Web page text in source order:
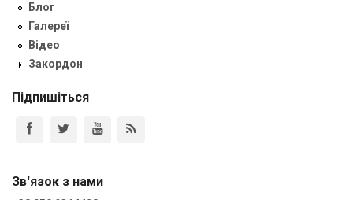
Блог
Галереї
Відео
Закордон
Підпишіться
Зв'язок з нами